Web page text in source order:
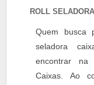
ROLL
Quem busca
seladora
encontrar na
Caixas. Ao